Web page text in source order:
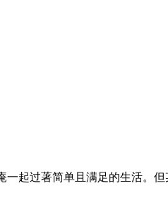
起过著简单且满足的生活。